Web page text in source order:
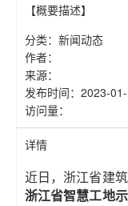
【概要描述】
分类： 新闻动态
作者：
来源：
发布时间： 2023-
访问量：
详情
近日，浙江省建
浙江省智慧工地